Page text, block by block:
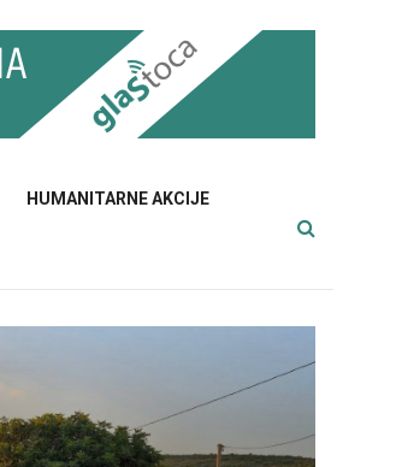
HUMANITARNE AKCIJE